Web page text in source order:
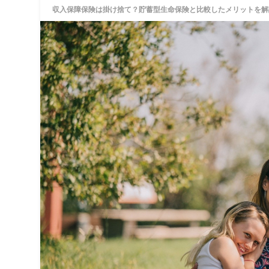
収入保障保険は掛け捨て？貯蓄型生命保険と比較したメリットを